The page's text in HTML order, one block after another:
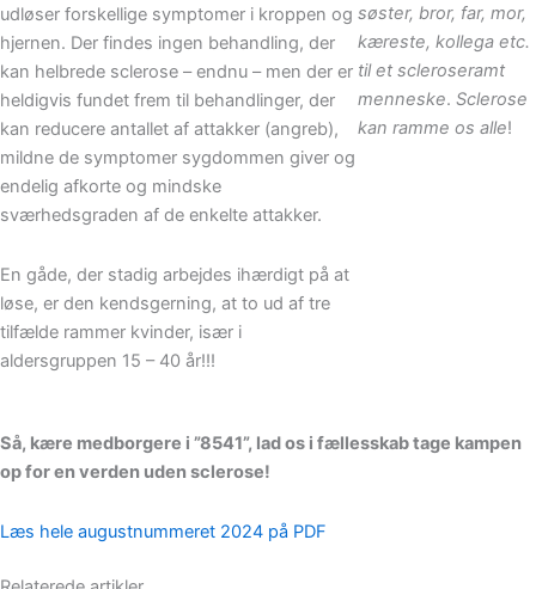
udløser forskellige symptomer i kroppen og
hjernen. Der findes ingen behandling, der
kan helbrede sclerose – endnu – men der er
heldigvis fundet frem til behandlinger, der
kan reducere antallet af attakker (angreb),
mildne de symptomer sygdommen giver og
endelig afkorte og mindske
sværhedsgraden af de enkelte attakker.
En gåde, der stadig arbejdes ihærdigt på at
løse, er den kendsgerning, at to ud af tre
tilfælde rammer kvinder, især i
aldersgruppen 15 – 40 år!!!
søster, bror, far, mor,
kæreste, kollega etc.
til et scleroseramt
menneske. Sclerose
kan ramme os alle!
Så, kære medborgere i ”8541”, lad os i fællesskab tage kampen
op for en verden uden sclerose!
Læs hele augustnummeret 2024 på PDF